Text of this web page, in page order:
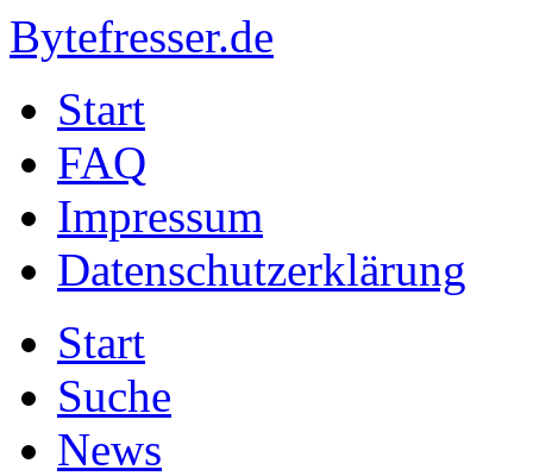
Bytefresser.de
Start
FAQ
Impressum
Datenschutzerklärung
Start
Suche
News